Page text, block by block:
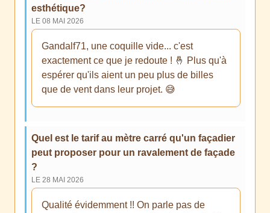
esthétique?
LE 08 MAI 2026
Gandalf71, une coquille vide... c'est
exactement ce que je redoute ! 🤞 Plus qu'à
espérer qu'ils aient un peu plus de billes
que de vent dans leur projet. 😅
Quel est le tarif au mètre carré qu'un façadier
peut proposer pour un ravalement de façade
?
LE 28 MAI 2026
Qualité évidemment !! On parle pas de